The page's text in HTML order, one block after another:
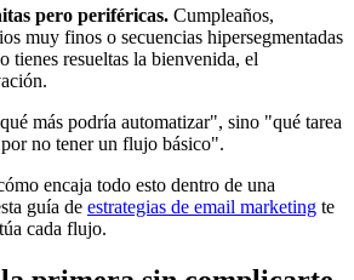
pero periféricas. Cumpleaños,
muy finos o secuencias hipersegmentadas
tienes resueltas la bienvenida, el
más podría automatizar", sino "qué tarea
no tener un flujo básico".
encaja todo esto dentro de una
guía de estrategias de email marketing te
cada flujo.